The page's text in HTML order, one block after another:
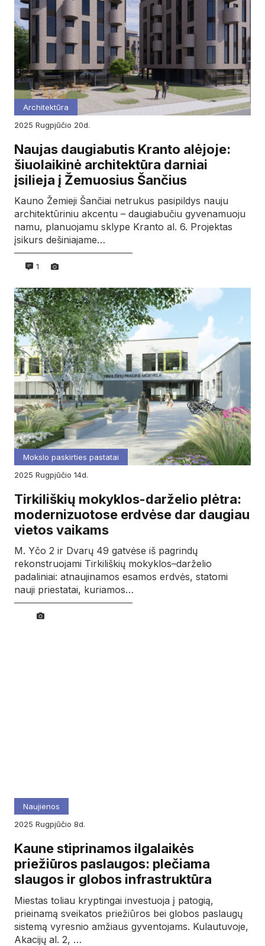
Architektūra
2025
rugpjūčio 20d.
Naujas daugiabutis Kranto alėjoje:
šiuolaikinė architektūra darniai
įsilieja į Žemuosius Šančius
Kauno Žemieji Šančiai netrukus pasipildys nauju
architektūriniu akcentu – daugiabučiu gyvenamuoju
namu, planuojamu sklype Kranto al. 6. Projektas
įsikurs dešiniajame…
1
Mokslo paskirties pastatai
2025
rugpjūčio 14d.
Tirkiliškių mokyklos-darželio plėtra:
modernizuotose erdvėse dar daugiau
vietos vaikams
M. Yčo 2 ir Dvarų 49 gatvėse iš pagrindų
rekonstruojami Tirkiliškių mokyklos–darželio
padaliniai: atnaujinamos esamos erdvės, statomi
nauji priestatai, kuriamos…
Naujienos
2025
rugpjūčio 8d.
Kaune stiprinamos ilgalaikės
priežiūros paslaugos: plečiama
slaugos ir globos infrastruktūra
Miestas toliau kryptingai investuoja į patogią,
prieinamą sveikatos priežiūros bei globos paslaugų
sistemą vyresnio amžiaus gyventojams. Kulautuvoje,
Akacijų al. 2, …